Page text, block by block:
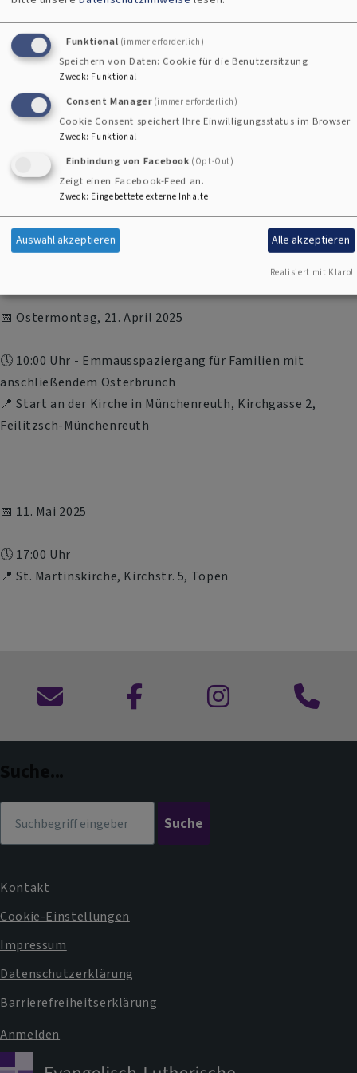
Gemeinden im Norden des Dekanats Hof. Interessierte
Familien sind herzlich eingeladen, die Betthupferlkirche
durch Ihr Kommen zu bereichern!
Nächste Termine:
📅 16. März 2025
📍 Pfarrkirche, Kirchstr. 2, Trogen
📅 Ostermontag, 21. April 2025
🕔 10:00 Uhr - Emmausspaziergang für Familien mit
anschließendem Osterbrunch
📍 Start an der Kirche in Münchenreuth, Kirchgasse 2,
Feilitzsch-Münchenreuth
📅 11. Mai 2025
🕔 17:00 Uhr
📍 St. Martinskirche, Kirchstr. 5, Töpen
Kontaktformular
zu
zu
Anruf
Fußbereichsmenü
Kontakt
Cookie-Einstellungen
Impressum
Datenschutzerklärung
Barrierefreiheitserklärung
Anmelden
Funktional (immer erforderlich)
Speichern von Daten: Cookie für die Benutzersitzung
Zweck: Funktional
Consent Manager (immer erforderlich)
Cookie Consent speichert Ihre Einwilligungsstatus im Browser
Zweck: Funktional
Einbindung von Facebook (Opt-Out)
Zeigt einen Facebook-Feed an.
Zweck: Eingebettete externe Inhalte
Auswahl akzeptieren Alle akzeptieren
Realisiert mit Klaro!